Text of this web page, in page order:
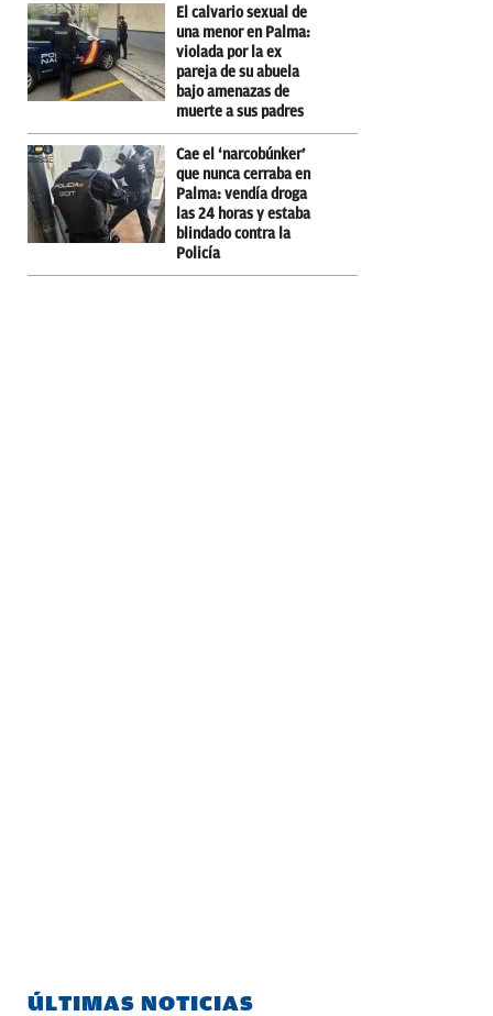
El calvario sexual de
una menor en Palma:
violada por la ex
pareja de su abuela
bajo amenazas de
muerte a sus padres
Cae el ‘narcobúnker’
que nunca cerraba en
Palma: vendía droga
las 24 horas y estaba
blindado contra la
Policía
ÚLTIMAS NOTICIAS